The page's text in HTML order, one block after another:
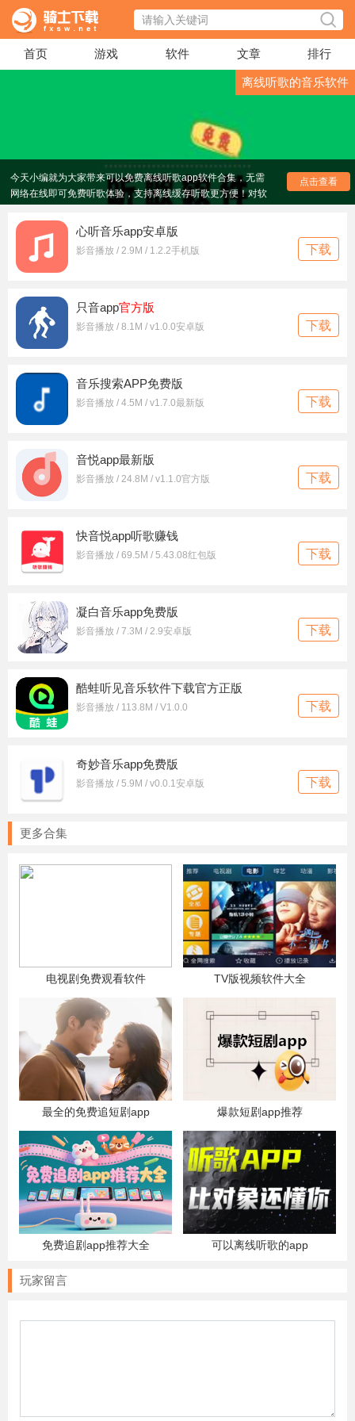
首页 游戏 软件 文章 排行
离线听歌的音乐软件
离线听歌的音乐软件有哪些？听歌软件免费版哪个最好？
今天小编就为大家带来可以免费离线听歌app软件合集，无需
网络在线即可免费听歌体验，支持离线缓存听歌更方便！对软
件感兴趣的话不妨点击下载试试！
点击查看
心听音乐app安卓版
影音播放 / 2.9M / 1.2.2手机版 下载
只音app官方版
影音播放 / 8.1M / v1.0.0安卓版 下载
音乐搜索APP免费版
影音播放 / 4.5M / v1.7.0最新版 下载
音悦app最新版
影音播放 / 24.8M / v1.1.0官方版 下载
快音悦app听歌赚钱
影音播放 / 69.5M / 5.43.08红包版 下载
凝白音乐app免费版
影音播放 / 7.3M / 2.9安卓版 下载
酷蛙听见音乐软件下载官方正版
影音播放 / 113.8M / V1.0.0 下载
奇妙音乐app免费版
影音播放 / 5.9M / v0.0.1安卓版 下载
更多合集
电视剧免费观看软件 TV版视频软件大全
最全的免费追短剧app 爆款短剧app推荐
免费追剧app推荐大全 可以离线听歌的app
玩家留言